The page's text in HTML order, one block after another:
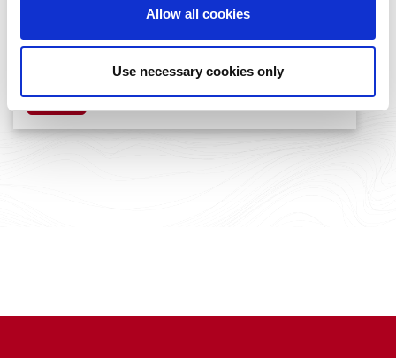
Allow all cookies
Use necessary cookies only
European Angel Investment Summit 2026 |